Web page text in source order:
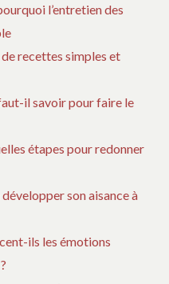
l’entretien des
recettes simples et
il savoir pour faire le
étapes pour redonner
son aisance à
ils les émotions